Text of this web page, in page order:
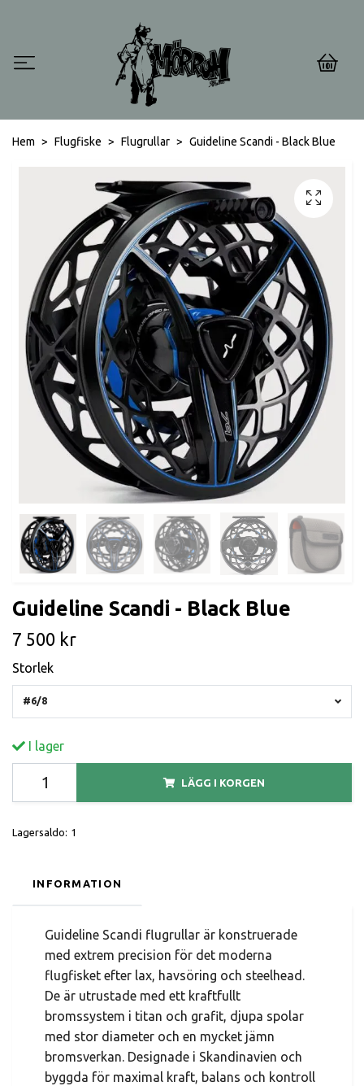
0
Hem Flugfiske Flugrullar Guideline Scandi - Black Blue
Guideline Scandi - Black Blue
7 500 kr
Storlek
#6/8
I lager
LÄGG I KORGEN
Lagersaldo: 1
INFORMATION
Guideline Scandi flugrullar är konstruerade
med extrem precision för det moderna
flugfisket efter lax, havsöring och steelhead.
De är utrustade med ett kraftfullt
bromssystem i titan och grafit, djupa spolar
med stor diameter och en mycket jämn
bromsverkan. Designade i Skandinavien och
byggda för maximal kraft, balans och kontroll